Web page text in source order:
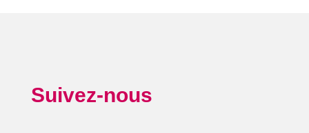
Suivez-nous